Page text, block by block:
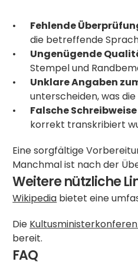
Fehlende
die betreffende
Ungenügende
Stempel und
Unklare Angaben
unterscheiden, was
Falsche
korrekt transkribiert
Eine sorgfältige
Manchmal ist nach der
Weitere nützliche
Wikipedia bietet eine
Die
bereit.
FAQ